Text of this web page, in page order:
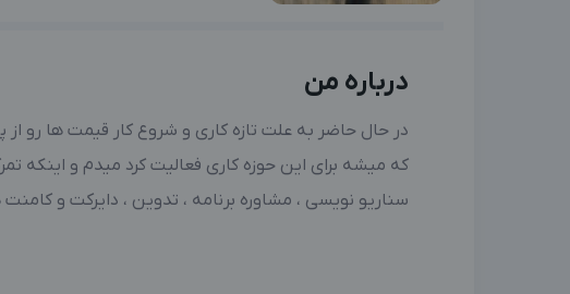
درباره من
در حال حاضر به علت تازه کاری و شروع کار قیمت ها رو از
که میشه برای این حوزه کاری فعالیت کرد میدم و اینکه
سناریو نویسی ، مشاوره برنامه ، تدوین ، دایرکت و